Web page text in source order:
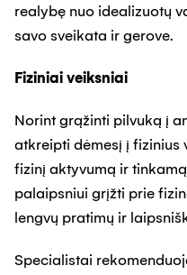
realybę nuo idealizuotų
savo sveikata ir gerove.
Fiziniai veiksniai
Norint grąžinti pilvuką į
atkreipti dėmesį į fizinius
fizinį aktyvumą ir
palaipsniui grįžti prie
lengvų pratimų ir
Specialistai